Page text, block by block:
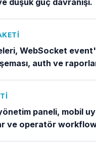
düşük güç davranışı.
WebSocket
auth ve
paneli, mobil
ve operatör